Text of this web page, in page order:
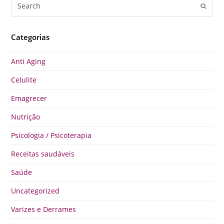
Categorias
Anti Aging
Celulite
Emagrecer
Nutrição
Psicologia / Psicoterapia
Receitas saudáveis
Saúde
Uncategorized
Varizes e Derrames